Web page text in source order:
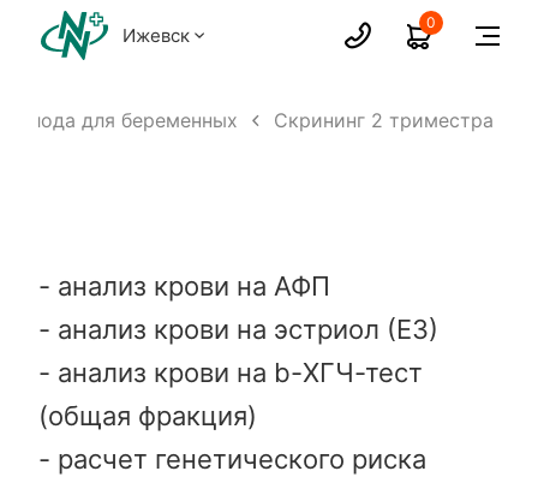
Ижевск
0
плода для беременных Скрининг 2 триместра
- анализ крови на АФП
- анализ крови на эстриол (Е3)
- анализ крови на b-ХГЧ-тест
(общая фракция)
- расчет генетического риска